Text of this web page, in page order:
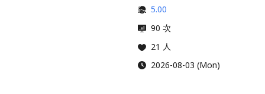
5.00
90 次
21 人
2026-08-03 (Mon)